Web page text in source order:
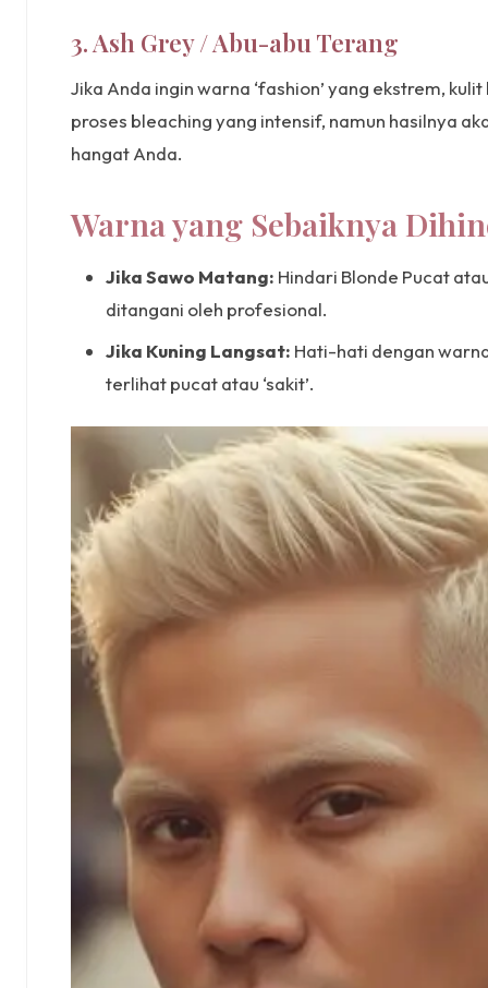
3. Ash Grey / Abu-abu Terang
Jika Anda ingin warna ‘fashion’ yang ekstrem,
proses bleaching yang intensif, namun hasilnya
hangat Anda.
Warna yang Sebaiknya
Jika Sawo Matang: Hindari Blonde Pucat
ditangani oleh profesional.
Jika Kuning Langsat: Hati-hati dengan
terlihat pucat atau ‘sakit’.